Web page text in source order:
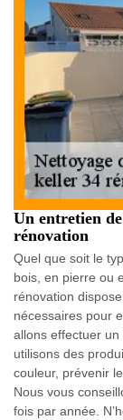
Un entretien
rénovation
Quel que soit le
bois, en pierre ou
rénovation
nécessaires pour
allons effectuer
utilisons des
couleur, prévenir
Nous vous
fois par année.